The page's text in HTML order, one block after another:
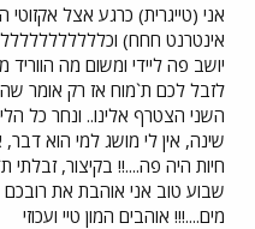
אני (טייגרית) כרגע אצל אקזוטי
אינטרנט חחח)
יושב פה ליידי ומשום מה
לזבל לכם ת`מוח אז רק אומר
השני הצטרף אלינו.. ונחר כל
שינה, אין לי מושג למי הוא
חיות היה פה....!! בקיצור, זבלתי
שבוע טוב אני אוהבת את רובכם
מים....!!! אוהבים המון טיי ועכוזי